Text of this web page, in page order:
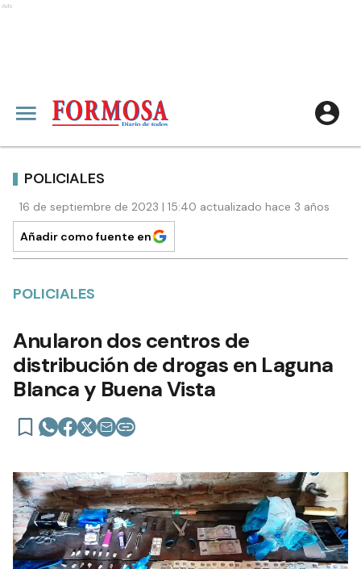
Ads
POLICIALES
16 de septiembre de 2023 | 15:40 actualizado hace 3 años
Añadir como fuente en
POLICIALES
Anularon dos centros de
distribución de drogas en Laguna
Blanca y Buena Vista